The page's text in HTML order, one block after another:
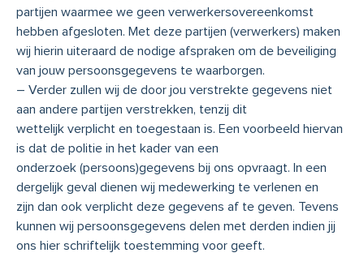
partijen waarmee we geen verwerkersovereenkomst
hebben afgesloten. Met deze partijen (verwerkers) maken
wij hierin uiteraard de nodige afspraken om de beveiliging
van jouw persoonsgegevens te waarborgen.
– Verder zullen wij de door jou verstrekte gegevens niet
aan andere partijen verstrekken, tenzij dit
wettelijk verplicht en toegestaan is. Een voorbeeld hiervan
is dat de politie in het kader van een
onderzoek (persoons)gegevens bij ons opvraagt. In een
dergelijk geval dienen wij medewerking te verlenen en
zijn dan ook verplicht deze gegevens af te geven. Tevens
kunnen wij persoonsgegevens delen met derden indien jij
ons hier schriftelijk toestemming voor geeft.